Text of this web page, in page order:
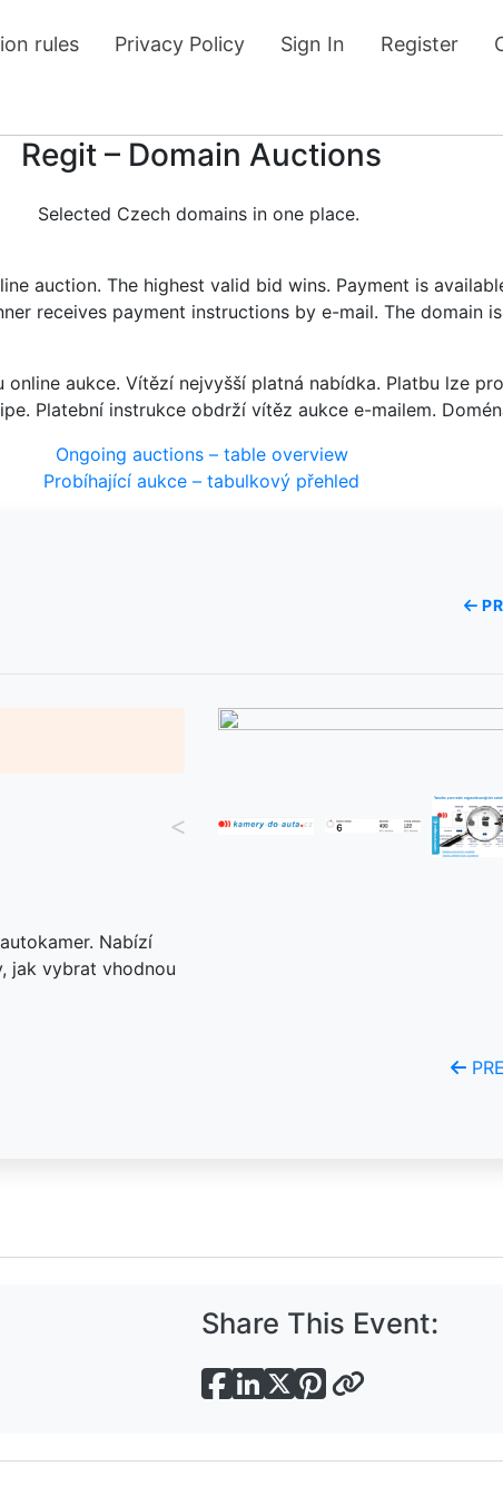
rules Privacy Policy Sign In Register
Regit – Domain Auctions
Selected Czech domains in one place.
auction. The highest valid bid wins. Payment is
receives payment instructions by e-mail. The domain
aukce. Vítězí nejvyšší platná nabídka. Platbu lze
Platební instrukce obdrží vítěz aukce e-mailem.
Ongoing auctions – table overview
Probíhající aukce – tabulkový přehled
Nabízí
jak vybrat vhodnou
<
Share This Event: